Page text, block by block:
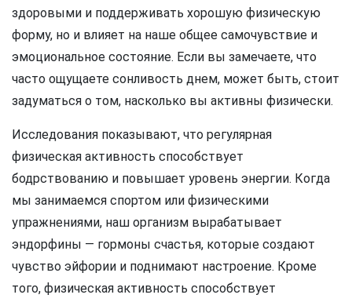
здоровыми и поддерживать хорошую физическую
форму, но и влияет на наше общее самочувствие и
эмоциональное состояние. Если вы замечаете, что
часто ощущаете сонливость днем, может быть, стоит
задуматься о том, насколько вы активны физически.
Исследования показывают, что регулярная
физическая активность способствует
бодрствованию и повышает уровень энергии. Когда
мы занимаемся спортом или физическими
упражнениями, наш организм вырабатывает
эндорфины — гормоны счастья, которые создают
чувство эйфории и поднимают настроение. Кроме
того, физическая активность способствует